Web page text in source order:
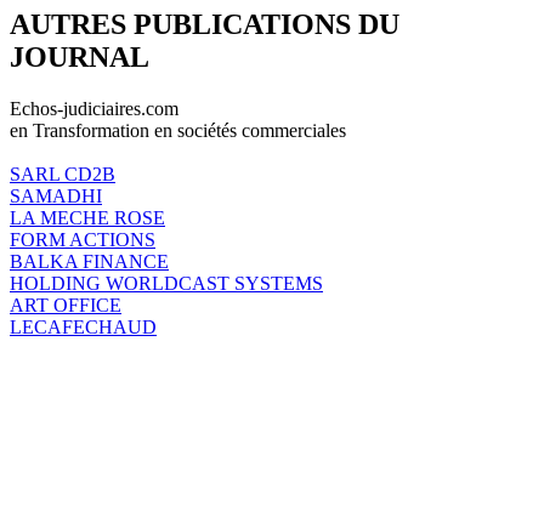
AUTRES PUBLICATIONS DU
JOURNAL
Echos-judiciaires.com
en Transformation en sociétés commerciales
SARL CD2B
SAMADHI
LA MECHE ROSE
FORM ACTIONS
BALKA FINANCE
HOLDING WORLDCAST SYSTEMS
ART OFFICE
LECAFECHAUD